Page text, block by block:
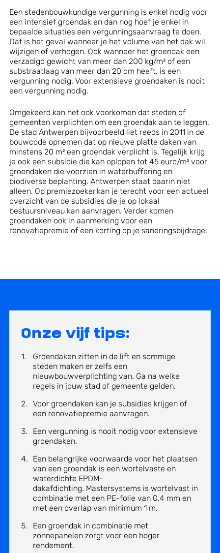
Een stedenbouwkundige vergunning is enkel nodig voor
een intensief groendak en dan nog hoef je enkel in
bepaalde situaties een vergunningsaanvraag te doen.
Dat is het geval wanneer je het volume van het dak wil
wijzigen of verhogen. Ook wanneer het groendak een
verzadigd gewicht van meer dan 200 kg/m² of een
substraatlaag van meer dan 20 cm heeft, is een
vergunning nodig. Voor extensieve groendaken is nooit
een vergunning nodig.
Omgekeerd kan het ook voorkomen dat steden of
gemeenten verplichten om een groendak aan te leggen.
De stad Antwerpen bijvoorbeeld liet reeds in 2011 in de
bouwcode opnemen dat op nieuwe platte daken van
minstens 20 m² een groendak verplicht is. Tegelijk krijg
je ook een subsidie die kan oplopen tot 45 euro/m² voor
groendaken die voorzien in waterbuffering en
biodiverse beplanting. Antwerpen staat daarin niet
alleen. Op premiezoeker kan je terecht voor een actueel
overzicht van de subsidies die je op lokaal
bestuursniveau kan aanvragen. Verder komen
groendaken ook in aanmerking voor een
renovatiepremie of een korting op je saneringsbijdrage.
Onze vijf tips:
Groendaken zitten in de lift en sommige
steden maken er zelfs een
nieuwbouwverplichting van. Ga na welke
regels in jouw stad of gemeente gelden.
Voor groendaken kan je subsidies krijgen of
een renovatiepremie aanvragen.
Een vergunning is nooit nodig voor extensieve
groendaken.
Een belangrijke voorwaarde voor het plaatsen
van een groendak is een wortelvaste en
waterdichte EPDM-
dakafdichting. Mastersystems is wortelvastin
combinatie met een PE-folie van 0,4 mm en
met een overlap van minimum 1 m.
Een groendak in combinatie met
zonnepanelen zorgt voor een hoger
rendement.